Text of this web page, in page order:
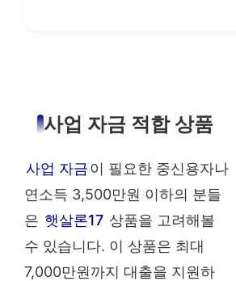
사업 자금 적합 상품
사업 자금이 필요한 중신용자나
연소득 3,500만원 이하의 분들
은 햇살론17 상품을 고려해볼
수 있습니다. 이 상품은 최대
7,000만원까지 대출을 지원하